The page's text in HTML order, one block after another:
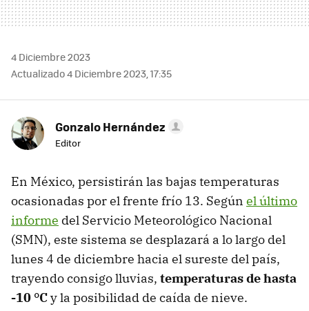
4 Diciembre 2023
Actualizado 4 Diciembre 2023, 17:35
Gonzalo Hernández
Editor
En México, persistirán las bajas temperaturas
ocasionadas por el frente frío 13. Según el último
informe del Servicio Meteorológico Nacional
(SMN), este sistema se desplazará a lo largo del
lunes 4 de diciembre hacia el sureste del país,
trayendo consigo lluvias, temperaturas de hasta
-10 °Cy la posibilidad de caída de nieve.